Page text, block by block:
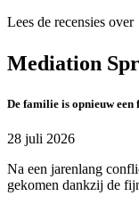
Lees de recensies over
Mediation
De familie is opnieuw een
28 juli 2026
Na een jarenlang
gekomen dankzij de